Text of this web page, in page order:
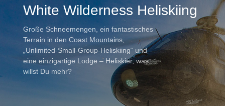
White Wilderness Heliskiing
Große Schneemengen, ein fantastisches
Terrain in den Coast Mountains,
„Unlimited-Small-Group-Heliskiing“ und
eine einzigartige Lodge – Heliskier, was
willst Du mehr?